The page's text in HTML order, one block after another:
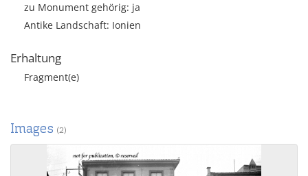
zu Monument gehörig: ja
Antike Landschaft: Ionien
Erhaltung
Fragment(e)
Images (2)